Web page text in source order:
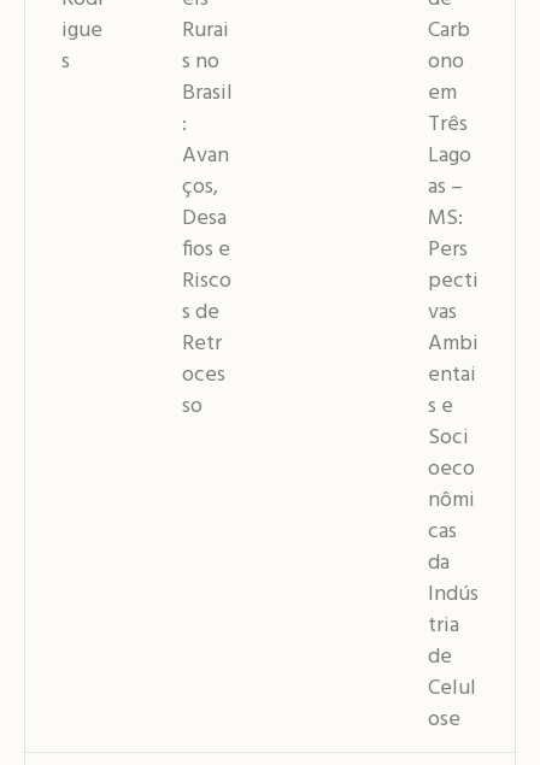
igue
s
Rurai
s no
Brasil
:
Avan
ços,
Desa
fios e
Risco
s de
Retr
oces
so
Carb
ono
em
Três
Lago
as –
MS:
Pers
pecti
vas
Ambi
entai
s e
Soci
oeco
nômi
cas
da
Indús
tria
de
Celul
ose